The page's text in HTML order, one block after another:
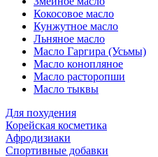
Кокосовое масло
Кунжутное масло
Льняное масло
Масло Гаргира (Усьмы)
Масло конопляное
Масло расторопши
Масло тыквы
Для похудения
Корейская косметика
Афродизиаки
Спортивные добавки